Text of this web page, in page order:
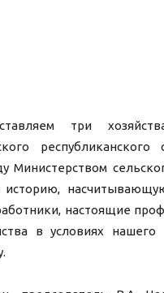
три
республиканского
настоящие
в условиях нашего